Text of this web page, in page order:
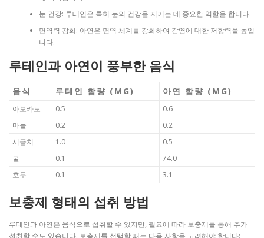
눈 건강: 루테인은 특히 눈의 건강을 지키는 데 중요한 역할을 합니다.
면역력 강화: 아연은 면역 체계를 강화하여 감염에 대한 저항력을 높입
니다.
루테인과 아연이 풍부한 음식
음식 루테인 함량 (MG) 아연 함량 (MG)
아보카도 0.5
0.6
마늘
0.2
0.2
시금치
1.0
0.5
굴
0.1
74.0
호두
0.1 3.1
보충제 형태의 섭취 방법
루테인과 아연은 음식으로 섭취할 수 있지만, 필요에 따라 보충제를 통해 추가
섭취할 수도 있습니다. 보충제를 선택할 때는 다음 사항을 고려해야 합니다: